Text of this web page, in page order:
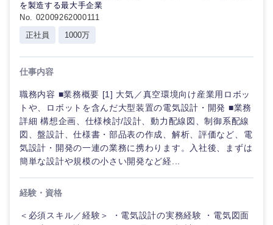
山梨県
を製造する最大手企業
No. 02009262000111
正社員
1000万
仕事内容
職務内容 ■業務概要 [1] 大気／真空環境向け産業用ロボッ
トや、ロボットを含んだ大型装置の電気設計・開発 ■業務
詳細 構想企画、仕様検討/設計、動力配線図、制御系配線
図、盤設計、仕様書・部品表の作成、解析、評価など、電
気設計・開発の一連の業務に携わります。入社後、まずは
簡単な設計や規模の小さい開発など経...
経験・資格
＜必須スキル／経験＞ ・電気設計の実務経験 ・電気図面